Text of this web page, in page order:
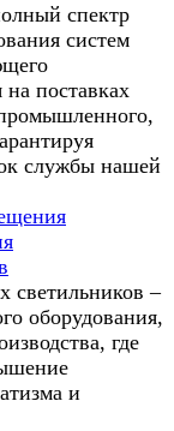
спектр
систем
поставках
службы нашей
–
оборудования,
где
и